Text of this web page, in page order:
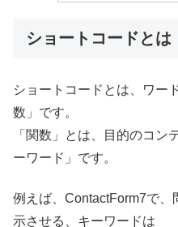
ショートコードとは
ショートコードとは、ワー
数」です。
「関数」とは、目的のコン
ーワード」です。
例えば、ContactForm7で
示させる、キーワードは